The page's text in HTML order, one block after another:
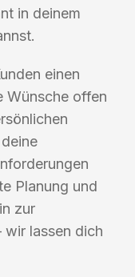
in deinem
einen
Wünsche offen
Planung und
zur
wir lassen dich